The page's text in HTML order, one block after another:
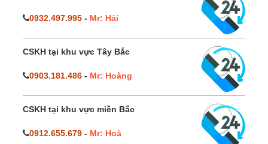
0932.497.995 - Mr: Hải
CSKH tại khu vực Tây Bắc
0903.181.486 - Mr: Hoàng
CSKH tại khu vực miền Bắc
0912.655.679 - Mr: Hoà